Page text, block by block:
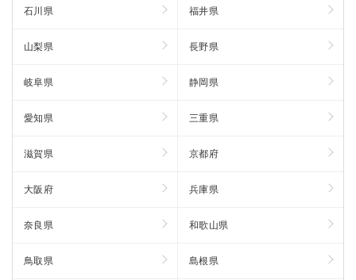
石川県 福井県
山梨県 長野県
岐阜県 静岡県
愛知県 三重県
滋賀県 京都府
大阪府 兵庫県
奈良県 和歌山県
鳥取県 島根県